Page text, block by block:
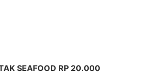
SEAFOOD RP 20.000